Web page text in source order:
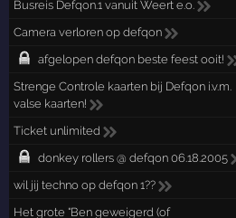
Busreis Defqon.1 vanuit Weert e.o.
Camera verloren op defqon
afgelopen defqon beste feest ooit!
Strenge Controle kaarten bij Defqon i.v.m.
valse kaarten!
Ticket unlimited
donkey rollers @ defqon 06.18.2005
wil jij techno op defqon 1??
Het grote "Ben geweigerd (of